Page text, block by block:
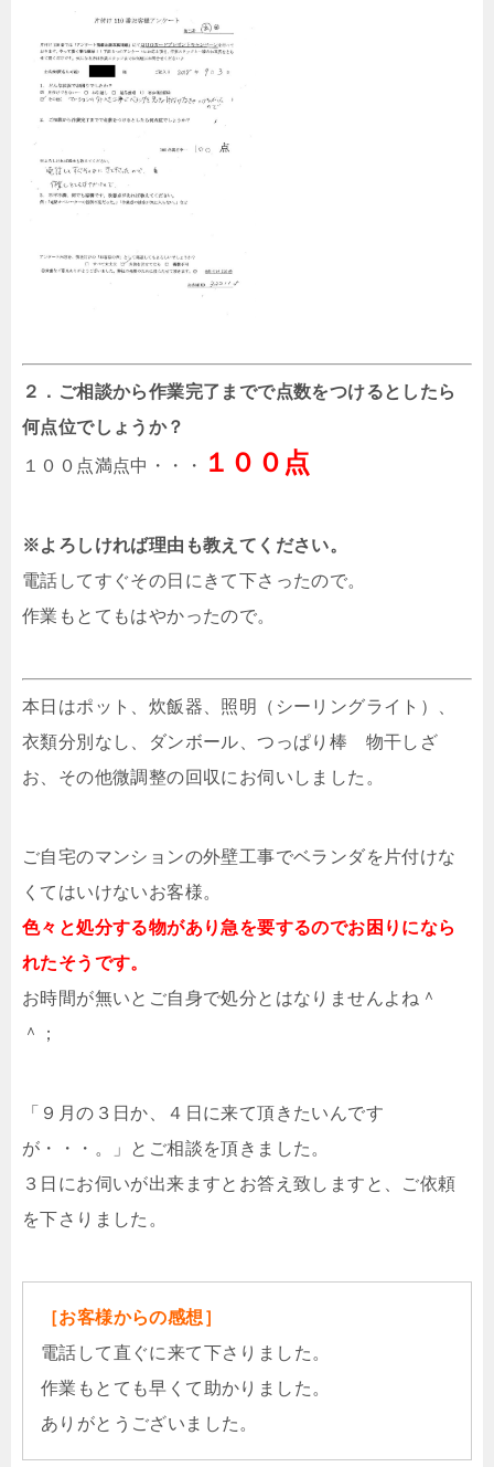
２．ご相談から作業完了までで点数をつけるとしたら
何点位でしょうか？
１００点満点中・・・ １００点
※よろしければ理由も教えてください。
電話してすぐその日にきて下さったので。
作業もとてもはやかったので。
本日はポット、炊飯器、照明（シーリングライト）、
衣類分別なし、ダンボール、つっぱり棒 物干しざ
お、その他微調整の回収にお伺いしました。
ご自宅のマンションの外壁工事でベランダを片付けな
くてはいけないお客様。
色々と処分する物があり急を要するのでお困りになら
れたそうです。
お時間が無いとご自身で処分とはなりませんよね＾
＾；
「９月の３日か、４日に来て頂きたいんです
が・・・。」とご相談を頂きました。
３日にお伺いが出来ますとお答え致しますと、ご依頼
を下さりました。
［お客様からの感想］
電話して直ぐに来て下さりました。
作業もとても早くて助かりました。
ありがとうございました。